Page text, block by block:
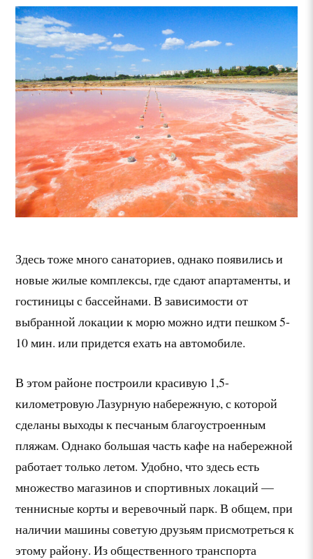
Здесь тоже много санаториев, однако появились и
новые жилые комплексы, где сдают апартаменты, и
гостиницы с бассейнами. В зависимости от
выбранной локации к морю можно идти пешком 5-
10 мин. или придется ехать на автомобиле.
В этом районе построили красивую 1,5-
километровую Лазурную набережную, с которой
сделаны выходы к песчаным благоустроенным
пляжам. Однако большая часть кафе на набережной
работает только летом. Удобно, что здесь есть
множество магазинов и спортивных локаций —
теннисные корты и веревочный парк. В общем, при
наличии машины советую друзьям присмотреться к
этому району. Из общественного транспорта